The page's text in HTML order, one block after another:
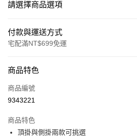
請選擇商品選項
付款與運送方式
宅配滿NT$699免運
信用卡一次付款
信用卡分期付款
合作金庫商業銀行
華南商業銀行
LINE Pay
商品特色
商品編號
9343221
商品特色
頂掛與側掛兩款可挑選